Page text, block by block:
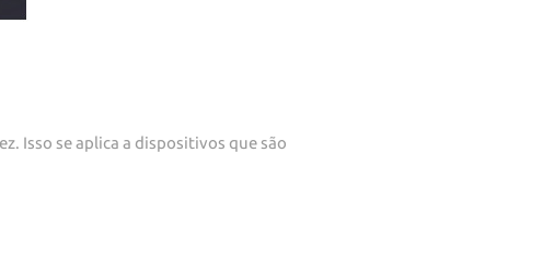
Isso se aplica a dispositivos que são